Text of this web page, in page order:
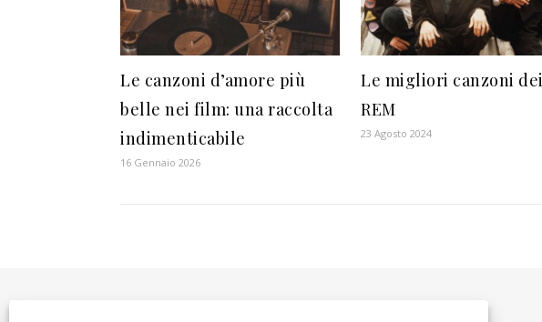
Le canzoni d’amore più
belle nei film: una raccolta
indimenticabile
16 Gennaio 2026
Le migliori canzoni dei
REM
23 Agosto 2024